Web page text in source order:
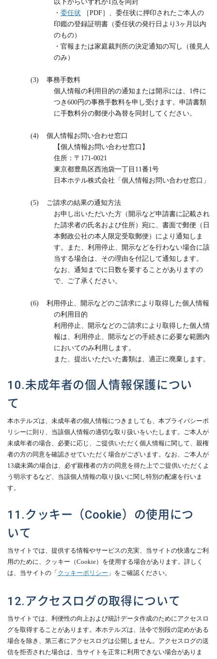
以下からいずれか1点を同封
・ 委任状 ［PDF］、委任状に押印されたご本人の
印鑑の登録証明書（委任状の発行日より 3ヶ月以内
のもの）
・官報または家庭裁判所の決定通知の写し（後見人
のみ）
(3)
事務手数料
個人情報の利用目的の通知または開示には、 1件に
つき 600円の事務手数料を申し受けます。申請書類
に手数料分の郵便小為替を同封してください。
(4)
個人情報お問い合わせ窓口
【個人情報お問い合わせ窓口】
住所：〒 171-0021
東京都豊島区西池袋一丁目 11番1号
日本ホテル株式会社「個人情報お問い合わせ窓口」
(5)
ご請求の結果の通知方法
お申し出いただいた方（開示など申請書に記載され
た請求者の氏名および住所）宛に、書面で郵便（日
本郵政公社の本人限定受取郵便）により通知しま
す。また、利用停止、開示などを行わない場合に該
当する場合は、その理由を付記して通知します。
なお、通知までに日数を要することがありますの
で、ご了承ください。
(6)
利用停止、開示などのご請求により取得した個人情報
の利用目的
利用停止、開示などのご請求により取得した個人情
報は、利用停止、開示などの手続きに必要な範囲内
においてのみ利用します。
また、提出いただいた書類は、適正に廃棄します。
10.未成年者の個人情報保護につい
て
本ホテルズは、未成年者の個人情報につきましても、本プライバシーポ
リシーに則り、当該個人情報の適切な取り扱いをいたします。ご本人が
未成年者の場合、必要に応じ、ご提供いただく個人情報に関して、親権
者の方の同意を確認させていただく場合がございます。なお、ご本人が
13歳未満の場合は、必ず親権者の方の同意を得た上でご提供いただくよ
う明示するなど、当該個人情報の取り扱いに関し特別の配慮を行いま
す。
11.クッキー（Cookie）の使用につ
いて
当サイトでは、提供する情報やサービスの充実、当サイトの快適なご利
用のために、クッキー（Cookie）を使用する場合があります。 詳しく
は、当サイトの「 クッキーポリシー 」をご確認ください。
12.アクセスログの取得について
当サイトでは、利便性の向上および統計データ作成のためにアクセスロ
グを取得することがあります。本ホテルズは、法令で別段の定めがある
場合を除き、第三者にアクセスログは公開しません。アクセスログの送
信を拒否された場合は、当サイトを正常に利用できない場合がありま